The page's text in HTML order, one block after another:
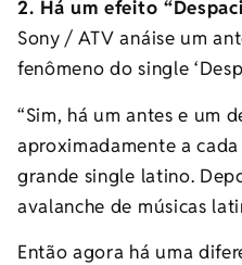
2. Há um efeito
Sony / ATV anáise um
fenômeno do single
“Sim, há um antes e um
aproximadamente a
grande single latino.
avalanche de músicas
Então agora há uma